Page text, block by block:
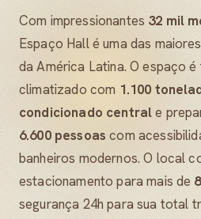
Com impressionantes 32 mil
Espaço Hall é uma das
da América Latina. O espaço
climatizado com 1.100
condicionado centrale
6.600 pessoas com
banheiros modernos. O local
estacionamento para mais de
segurança 24h para sua total